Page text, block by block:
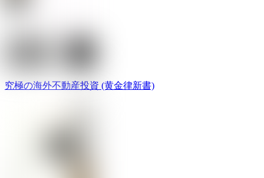
究極の海外不動産投資 (黄金律新書)